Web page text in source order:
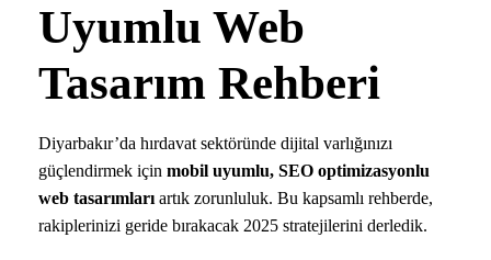
Uyumlu Web
Tasarım Rehberi
Diyarbakır’da hırdavat sektöründe dijital varlığınızı
güçlendirmek için mobil uyumlu, SEO optimizasyonlu
web tasarımları artık zorunluluk. Bu kapsamlı rehberde,
rakiplerinizi geride bırakacak 2025 stratejilerini derledik.